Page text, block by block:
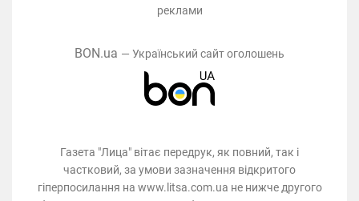
реклами
BON.ua — Український сайт оголошень
Газета "Лица" вітає передрук, як повний, так і
частковий, за умови зазначення відкритого
гіперпосилання на www.litsa.com.ua не нижче другого